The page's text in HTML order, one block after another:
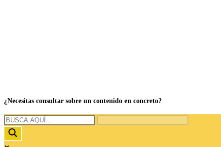
¿Necesitas consultar sobre un contenido en concreto?